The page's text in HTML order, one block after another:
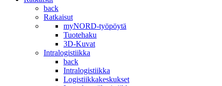
back
Ratkaisut
myNORD-työpöytä
Tuotehaku
3D-Kuvat
Intralogistiikka
back
Intralogistiikka
Logistiikkakeskukset